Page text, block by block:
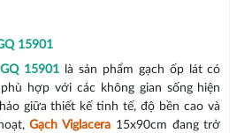
15901
15901 là sản phẩm gạch ốp lát có
hợp với các không gian sống hiện
giữa thiết kế tinh tế, độ bền cao và
Gạch Viglacera 15x90cm đang trở